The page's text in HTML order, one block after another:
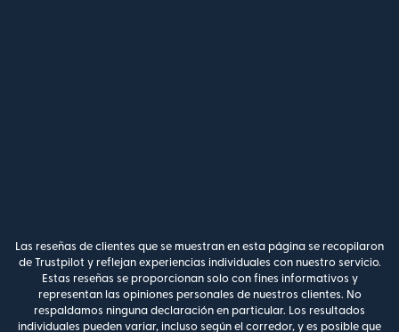
Las reseñas de clientes que se muestran en esta página se recopilaron
de Trustpilot y reflejan experiencias individuales con nuestro servicio.
Estas reseñas se proporcionan solo con fines informativos y
representan las opiniones personales de nuestros clientes. No
respaldamos ninguna declaración en particular. Los resultados
individuales pueden variar, incluso según el corredor, y es posible que